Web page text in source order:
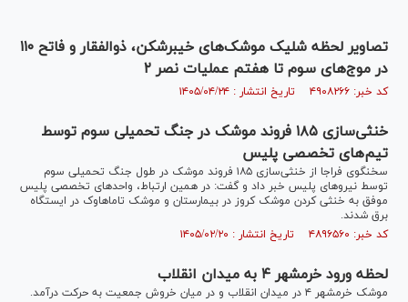
تصاویر لحظه شلیک موشک‌های خیبرشکن، ذوالفقار و فاتح ۱۱۰
در موج‌های سوم تا هفتم عملیات نصر ۲
کد خبر: ۴۹۰۸۲۶۶ تاریخ انتشار : ۱۴۰۵/۰۴/۲۴
خنثی‌سازی ۱۸۵ فروند موشک در جنگ تحمیلی سوم توسط
تیم‌های تخصصی پلیس
سخنگوی فراجا از خنثی‌سازی ۱۸۵ فروند موشک در طول جنگ تحمیلی سوم
توسط نیرو‌های پلیس خبر داد و گفت: در همین ارتباط، واحد‌های تخصصی پلیس
موفق به خنثی کردن موشک کروز در بیمارستان و موشک تاماهاوک در ایستگاه
برق شدند.
کد خبر: ۴۸۹۶۵۶۰ تاریخ انتشار : ۱۴۰۵/۰۲/۲۰
لحظه ورود خرمشهر ۴ به میدان انقلاب
موشک خرمشهر ۴ در میدان انقلاب و در میان خروش جمعیت به حرکت درآمد.